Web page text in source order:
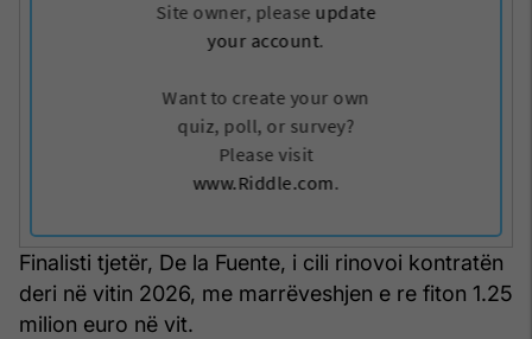
Finalisti tjetër, De la Fuente, i cili rinovoi kontratën
deri në vitin 2026, me marrëveshjen e re fiton 1.25
milion euro në vit.